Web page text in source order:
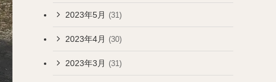
2023年5月 (31)
2023年4月 (30)
2023年3月 (31)